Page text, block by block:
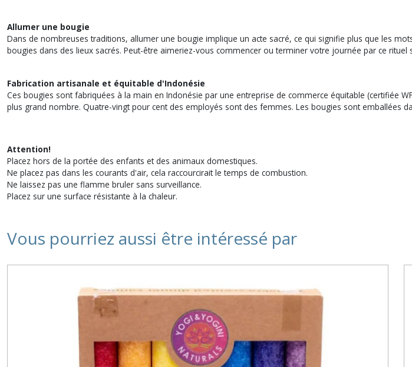
Allumer une bougie
Dans de nombreuses traditions, allumer une bougie implique un acte sacré, ce qui signifie plus que les
bougies dans des lieux sacrés. Peut-être aimeriez-vous commencer ou terminer votre journée par ce
Fabrication artisanale et équitable d'Indonésie
Ces bougies sont fabriquées à la main en Indonésie par une entreprise de commerce équitable (certifiée
plus grand nombre. Quatre-vingt pour cent des employés sont des femmes. Les bougies sont emballées
Attention!
Placez hors de la portée des enfants et des animaux domestiques.
Ne placez pas dans les courants d'air, cela raccourcirait le temps de combustion.
Ne laissez pas une flamme bruler sans surveillance.
Placez sur une surface résistante à la chaleur.
Vous pourriez aussi être intéressé par